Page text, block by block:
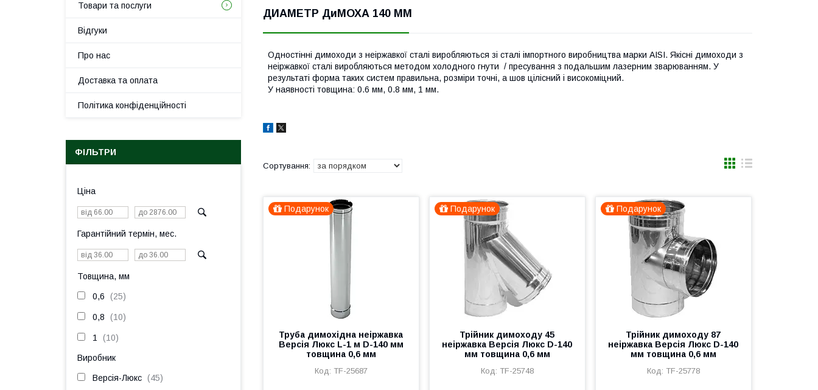
ДИАМЕТР ДиМОХА 140 ММ
Одностінні димоходи з неіржавкої сталі виробляються зі сталі імпортного виробництва марки AISI. Якісні димоходи з
неіржавкої сталі виробляються методом холодного гнути / пресування з подальшим лазерним зварюванням. У
результаті форма таких систем правильна, розміри точні, а шов цілісний і високоміцний.
У наявності товщина: 0.6 мм, 0.8 мм, 1 мм.
Подарунок
Труба димохідна неіржавка
Версія Люкс L-1 м D-140 мм
товщина 0,6 мм
TF-25687
Подарунок
Трійник димоходу 45
неіржавка Версія Люкс D-140
мм товщина 0,6 мм
TF-25748
Подарунок
Трійник димоходу 87
неіржавка Версія Люкс D-140
мм товщина 0,6 мм
TF-25778
Товари та послуги
Відгуки
Про нас
Доставка та оплата
Політика конфіденційності
ФІЛЬТРИ
Ціна
Гарантійний термін, мес.
Товщина, мм
0,6 25
0,8 10
1 10
Виробник
Версія-Люкс 45